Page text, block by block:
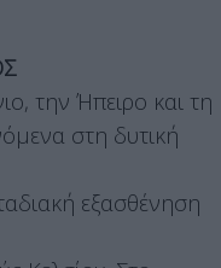
την Ήπειρο και τη
στη δυτική
εξασθένηση